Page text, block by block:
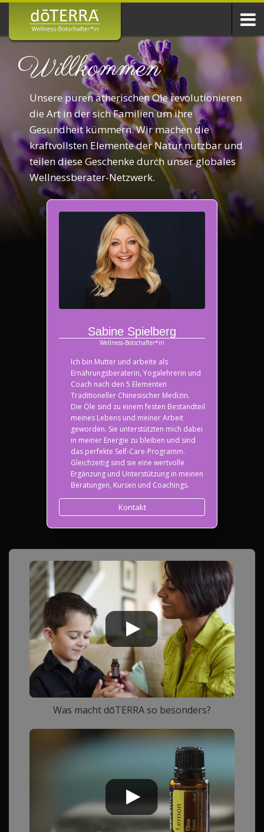
Willkommen
Unsere puren ätherischen Öle revolutionieren
die Art in der sich Familien um ihre
Gesundheit kümmern. Wir machen die
kraftvollsten Elemente der Natur nutzbar und
teilen diese Geschenke durch unser globales
Wellnessberater-Netzwerk.
Sabine Spielberg
Wellness-Botschafter*in
Ich bin Mutter und arbeite als
Ernährungsberaterin, Yogalehrerin und
Coach nach den 5 Elementen
Traditioneller Chinesischer Medizin.
Die Öle sind zu einem festen Bestandteil
meines Lebens und meiner Arbeit
geworden. Sie unterstützten mich dabei
in meiner Energie zu bleiben und sind
das perfekte Self-Care-Programm.
Gleichzeitig sind sie eine wertvolle
Ergänzung und Unterstützung in meinen
Beratungen, Kursen und Coachings.
Kontakt
Was macht dōTERRA so besonders?